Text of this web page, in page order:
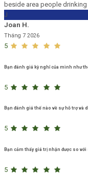
beside area people
J
Joan H.
Tháng 7 2026
5
Bạn đánh giá kỳ nghỉ của mình như
5
Bạn đánh giá thế nào về sự hỗ trợ và
5
Bạn cảm thấy giá trị nhận được so
5